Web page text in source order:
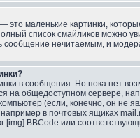
это маленькие картинки,
список смайликов можно
сообщение нечитаемым, и
в сообщения. Но пока нет
на общедоступном сервере,
(если, конечно, он не
в почтовых ящиках
[img] BBCode или